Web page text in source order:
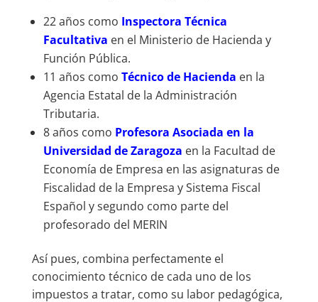
22 años como Inspectora Técnica
Facultativa en el Ministerio de Hacienda y
Función Pública.
11 años como Técnico de Hacienda en la
Agencia Estatal de la Administración
Tributaria.
8 años como Profesora Asociada en la
Universidad de Zaragoza en la Facultad de
Economía de Empresa en las asignaturas de
Fiscalidad de la Empresa y Sistema Fiscal
Español y segundo como parte del
profesorado del MERIN
Así pues, combina perfectamente el
conocimiento técnico de cada uno de los
impuestos a tratar, como su labor pedagógica,